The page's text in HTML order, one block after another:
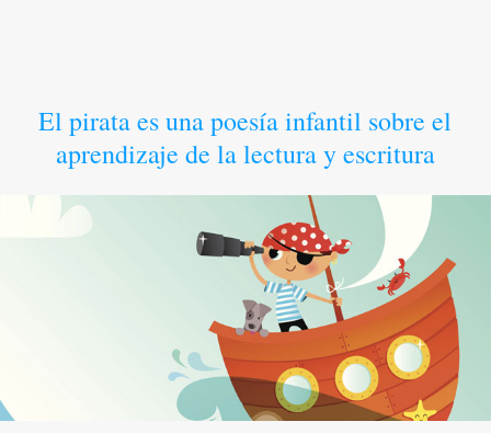
El pirata es una poesía infantil sobre el
aprendizaje de la lectura y escritura